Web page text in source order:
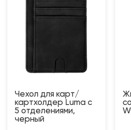
Чехол для карт/
картхолдер Luma с
5 отделениями,
черный